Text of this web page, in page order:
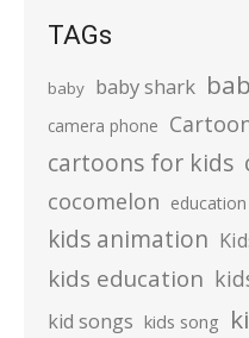
TAGs
baby baby shark
camera phone
cartoons for kids
cocomelon education
kids animation
kids education
kid songs kids song